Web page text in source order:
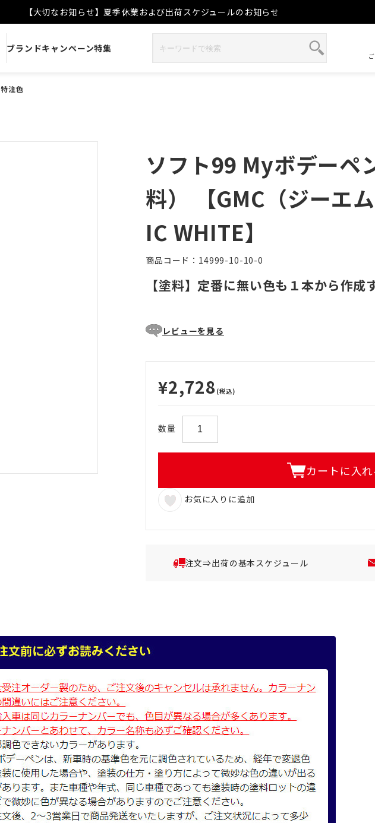
【大切なお知らせ】夏季休業および出荷スケジュールのお知らせ
ブランドキャンペーン特集
特注色
ソフト99 Myボデーペ
料） 【GMC（ジーエ
IC WHITE】
商品コード：14999-10-10-0
【塗料】定番に無い色も１本から作
レビューを見る
¥2,728 (税込)
数量
カートに入れ
お気に入りに追加
注文⇒出荷の基本スケジュール